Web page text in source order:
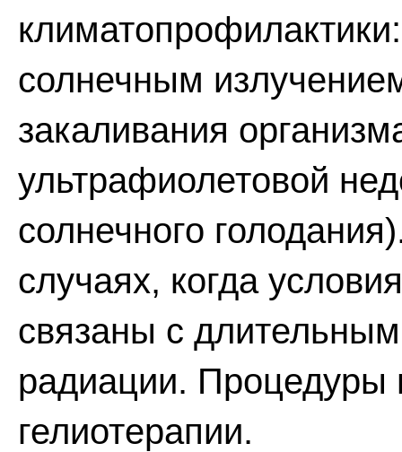
солнечным
закаливания
ультрафиолетовой
солнечного
случаях, когда
связаны с
радиации. Процедуры
гелиотерапии.